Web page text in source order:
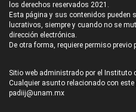
los derechos reservados 2021.
Esta página y sus contenidos pueden
lucrativos, siempre y cuando no se
dirección electrónica.
De otra forma, requiere permiso
Sitio web administrado por el Instituto
Cualquier asunto relacionado con
padiij@unam.mx